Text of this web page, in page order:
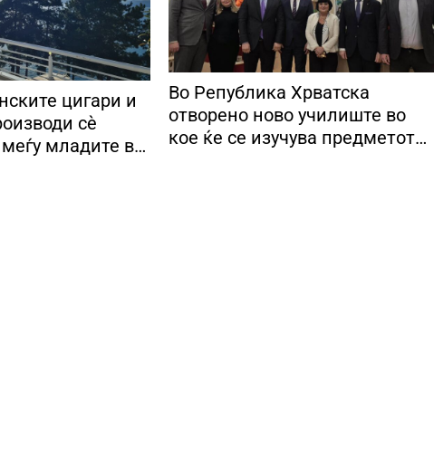
цигари и
сè
младите во
Во Република Хрватска
отворено ново училиште во
кое ќе се изучува предметот